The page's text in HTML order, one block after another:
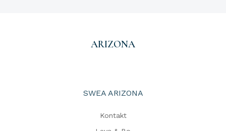
ARIZONA
SWEA ARIZONA
Kontakt